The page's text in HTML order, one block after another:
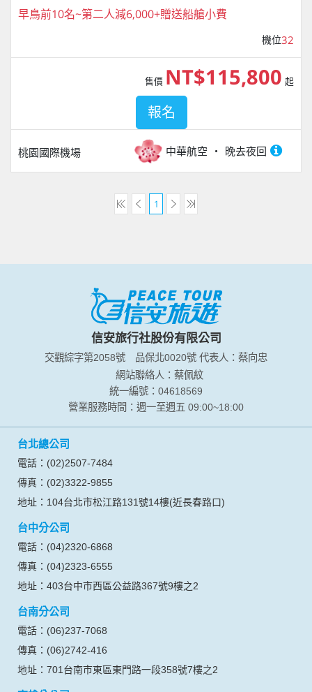
早鳥前10名~第二人減6,000+贈送船艙小費
機位32
桃園國際機場 中華航空 晚去夜回
售價 NT$115,800 起
報名
1
信安旅行社股份有限公司
交觀綜字第2058號 品保北0020號 代表人：蔡向忠
網站聯絡人：蔡佩紋
統一編號：04618569
營業服務時間：週一至週五 09:00~18:00
台北總公司
電話：(02)2507-7484
傳真：(02)3322-9855
地址：104台北市松江路131號14樓(近長春路口)
台中分公司
電話：(04)2320-6868
傳真：(04)2323-6555
地址：403台中市西區公益路367號9樓之2
台南分公司
電話：(06)237-7068
傳真：(06)2742-416
地址：701台南市東區東門路一段358號7樓之2